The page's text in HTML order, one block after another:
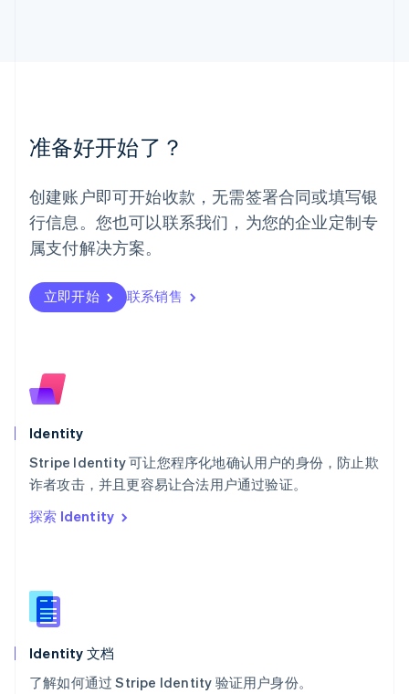
准备好开始了？
创建账户即可开始收款，无需签署合同或填写银
行信息。您也可以联系我们，为您的企业定制专
属支付解决方案。
立即开始 联系销售
Identity
Stripe Identity 可让您程序化地确认用户的身份，防止欺
诈者攻击，并且更容易让合法用户通过验证。
探索 Identity
Identity 文档
了解如何通过 Stripe Identity 验证用户身份。
挪威
葡萄牙
Português English
日本
日本語English
瑞典
瑞士
DeutschFrançais
English
斯洛文尼亚
泰国
ไทยEnglish
希腊
English
西班牙
新西兰
English
匈牙利
English
ItalianoEnglish